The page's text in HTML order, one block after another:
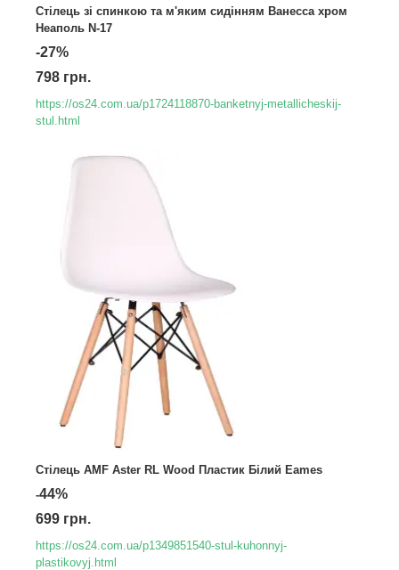
Стілець зі спинкою та м'яким сидінням Ванесса хром
Неаполь N-17
-27%
798 грн.
https://os24.com.ua/p1724118870-banketnyj-metallicheskij-
stul.html
Стілець AMF Aster RL Wood Пластик Білий Eames
-44%
699 грн.
https://os24.com.ua/p1349851540-stul-kuhonnyj-
plastikovyj.html